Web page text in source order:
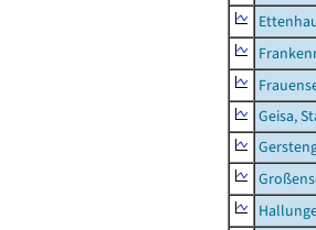
Geisa,